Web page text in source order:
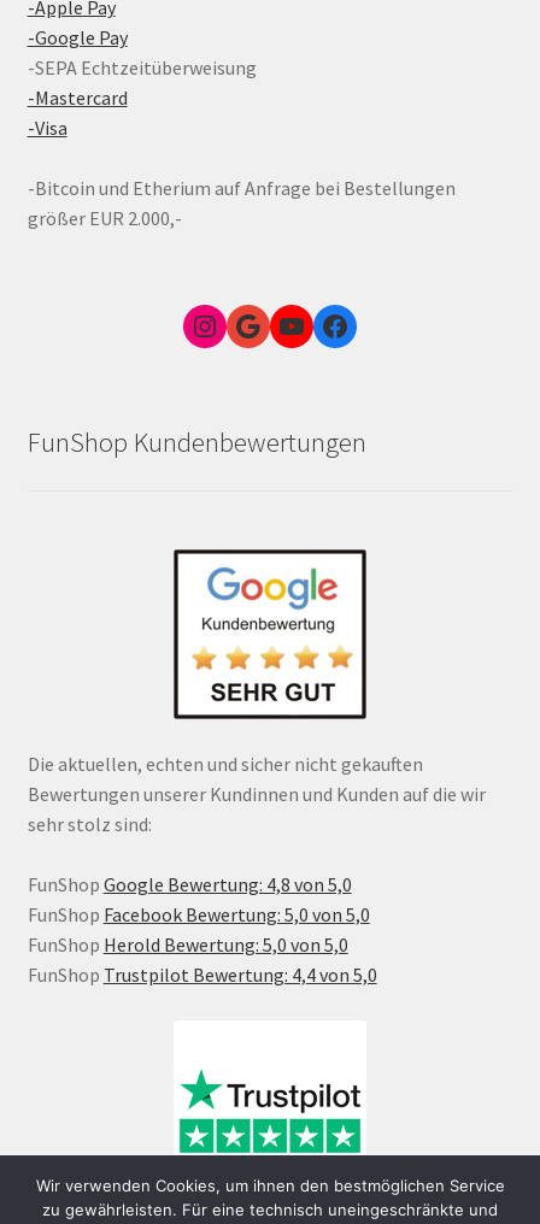
-Apple Pay
-Google Pay
-SEPA Echtzeitüberweisung
-Mastercard
-Visa
-Bitcoin und Etherium auf Anfrage bei Bestellungen
größer EUR 2.000,-
Instagram
Google Link zum FunShop WienYouTubeFacebook
FunShop Kundenbewertungen
Die aktuellen, echten und sicher nicht gekauften
Bewertungen unserer Kundinnen und Kunden auf die wir
sehr stolz sind:
FunShop Google Bewertung: 4,8 von 5,0
FunShop Facebook Bewertung: 5,0 von 5,0
FunShop Herold Bewertung: 5,0 von 5,0
FunShop Trustpilot Bewertung: 4,4 von 5,0
Wir verwenden Cookies, um ihnen den bestmöglichen Service
zu gewährleisten. Für eine technisch uneingeschränkte und